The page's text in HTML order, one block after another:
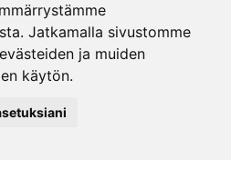
Jatkamalla sivustomme
ja muiden
käytön.